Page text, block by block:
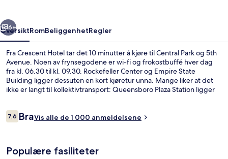
6+
OversiktRomBeliggenhetRegler
Fra Crescent Hotel tar det 10 minutter å kjøre til Central Park og 5th
Avenue. Noen av frynsegodene er wi-fi og frokostbuffé hver dag
fra kl. 06.30 til kl. 09.30. Rockefeller Center og Empire State
Building ligger dessuten en kort kjøretur unna. Mange liker at det
ikke er langt til kollektivtransport: Queensboro Plaza Station ligger
Anmeldelser
7,67,6 av 10 –
BraVis alle de 1 000 anmeldelsene
Populære fasiliteter